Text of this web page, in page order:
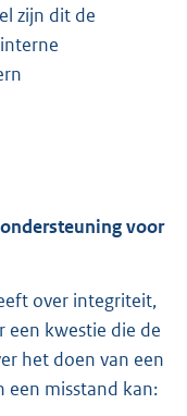
zijn dit de
voor
over integriteit,
een kwestie die de
het doen van een
een misstand kan: